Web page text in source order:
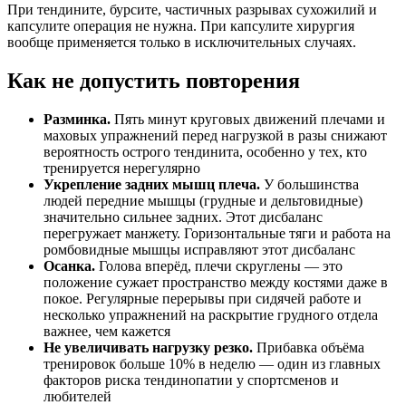
При тендините, бурсите, частичных разрывах сухожилий и
капсулите операция не нужна. При капсулите хирургия
вообще применяется только в исключительных случаях.
Как не допустить повторения
Разминка. Пять минут круговых движений плечами и
маховых упражнений перед нагрузкой в разы снижают
вероятность острого тендинита, особенно у тех, кто
тренируется нерегулярно
Укрепление задних мышц плеча. У большинства
людей передние мышцы (грудные и дельтовидные)
значительно сильнее задних. Этот дисбаланс
перегружает манжету. Горизонтальные тяги и работа на
ромбовидные мышцы исправляют этот дисбаланс
Осанка. Голова вперёд, плечи скруглены — это
положение сужает пространство между костями даже в
покое. Регулярные перерывы при сидячей работе и
несколько упражнений на раскрытие грудного отдела
важнее, чем кажется
Не увеличивать нагрузку резко. Прибавка объёма
тренировок больше 10% в неделю — один из главных
факторов риска тендинопатии у спортсменов и
любителей